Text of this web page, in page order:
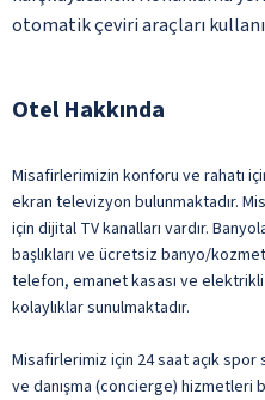
otomatik çeviri araçları
Otel Hakkında
Misafirlerimizin konforu ve rahatı
ekran televizyon bulunmaktadır.
için dijital TV kanalları vardır.
başlıkları ve ücretsiz banyo/
telefon, emanet kasası ve elektrikli
kolaylıklar sunulmaktadır.
Misafirlerimiz için 24 saat açık
ve danışma (concierge) hizmetleri